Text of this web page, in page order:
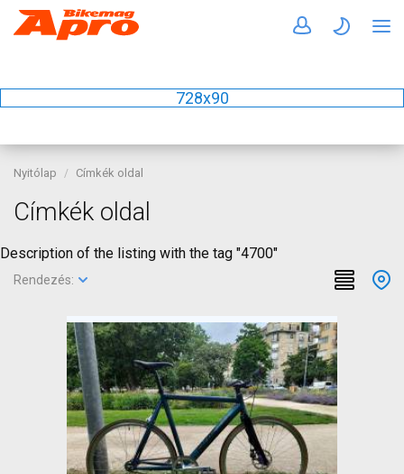
728x90
Nyitólap Címkék oldal
Címkék oldal
Description of the listing with the tag "4700"
Rendezés: